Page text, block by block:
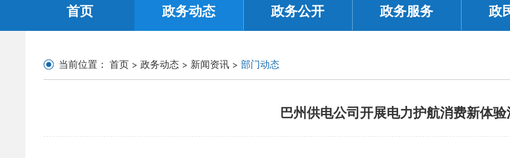
首页 政务动态 政务公开 政务服务 政
当前位置： 首页 > 政务动态 > 新闻资讯 > 部门动态
巴州供电公司开展电力护航消费新体